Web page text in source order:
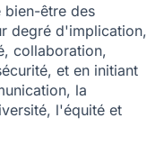
bien-être des
degré d'implication,
collaboration,
et en initiant
la
l'équité et